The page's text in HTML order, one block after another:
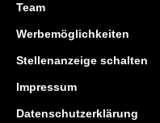
Team
Werbemöglichkeiten
Stellenanzeige schalten
Impressum
Datenschutzerklärung